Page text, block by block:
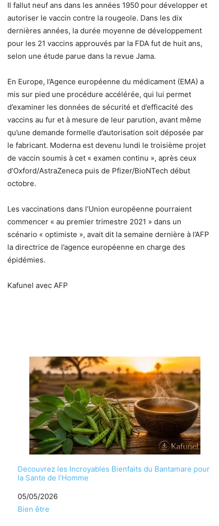
Il fallut neuf ans dans les années 1950 pour développer et
autoriser le vaccin contre la rougeole. Dans les dix
dernières années, la durée moyenne de développement
pour les 21 vaccins approuvés par la FDA fut de huit ans,
selon une étude parue dans la revue Jama.
En Europe, l’Agence européenne du médicament (EMA) a
mis sur pied une procédure accélérée, qui lui permet
d’examiner les données de sécurité et d’efficacité des
vaccins au fur et à mesure de leur parution, avant même
qu’une demande formelle d’autorisation soit déposée par
le fabricant. Moderna est devenu lundi le troisième projet
de vaccin soumis à cet « examen continu », après ceux
d’Oxford/AstraZeneca puis de Pfizer/BioNTech début
octobre.
Les vaccinations dans l’Union européenne pourraient
commencer « au premier trimestre 2021 » dans un
scénario « optimiste », avait dit la semaine dernière à l’AFP
la directrice de l’agence européenne en charge des
épidémies.
Kafunel avec AFP
Decouvrez les Incroyables Bienfaits du Bantamare pour
la Sante de l’Homme
Date
05/05/2026
Par rapport à
Bien être